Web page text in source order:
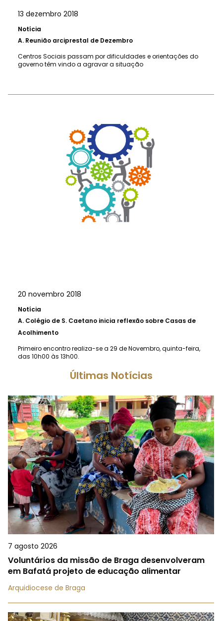
13 dezembro 2018
Notícia
A. Reunião arciprestal de Dezembro
Centros Sociais passam por dificuldades e orientações do
governo têm vindo a agravar a situação
20 novembro 2018
Notícia
A. Colégio de S. Caetano inicia reflexão sobre Casas de
Acolhimento
Primeiro encontro realiza-se a 29 de Novembro, quinta-feira,
das 10h00 às 13h00.
Últimas Notícias
7 agosto 2026
Voluntários da missão de Braga desenvolveram
em Bafatá projeto de educação alimentar
Arquidiocese de Braga